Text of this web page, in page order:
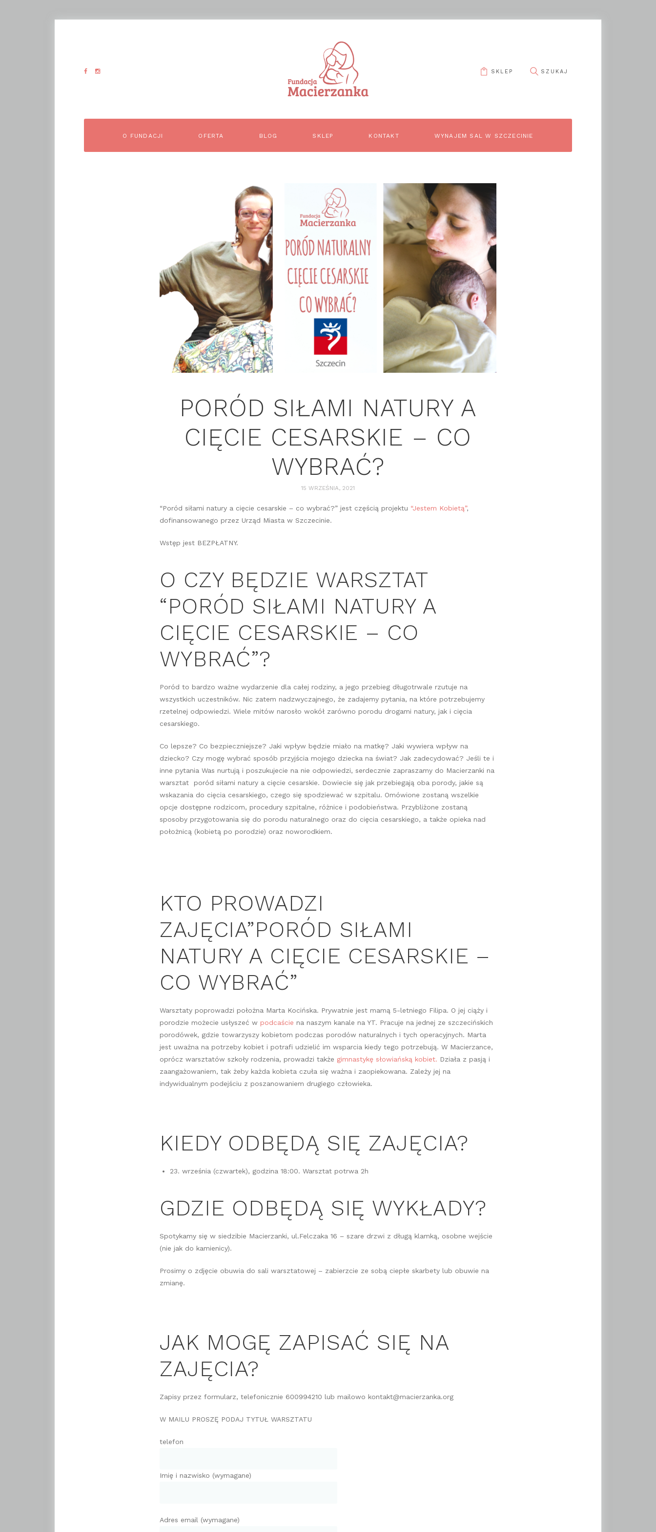
SKLEP
O FUNDACJI OFERTA BLOG SKLEP KONTAKT WYNAJEM SAL W SZCZECINIE
PORÓD SIŁAMI NATURY A
CIĘCIE CESARSKIE – CO
WYBRAĆ?
15 WRZEŚNIA, 2021
“Poród siłami natury a cięcie cesarskie – co wybrać?” jest częścią projektu “Jestem Kobietą”,
dofinansowanego przez Urząd Miasta w Szczecinie.
Wstęp jest BEZPŁATNY.
O CZY BĘDZIE WARSZTAT
“PORÓD SIŁAMI NATURY A
CIĘCIE CESARSKIE – CO
WYBRAĆ”?
Poród to bardzo ważne wydarzenie dla całej rodziny, a jego przebieg długotrwale rzutuje na
wszystkich uczestników. Nic zatem nadzwyczajnego, że zadajemy pytania, na które potrzebujemy
rzetelnej odpowiedzi. Wiele mitów narosło wokół zarówno porodu drogami natury, jak i cięcia
cesarskiego.
Co lepsze? Co bezpieczniejsze? Jaki wpływ będzie miało na matkę? Jaki wywiera wpływ na
dziecko? Czy mogę wybrać sposób przyjścia mojego dziecka na świat? Jak zadecydować? Jeśli te i
inne pytania Was nurtują i poszukujecie na nie odpowiedzi, serdecznie zapraszamy do Macierzanki na
warsztat poród siłami natury a cięcie cesarskie. Dowiecie się jak przebiegają oba porody, jakie są
wskazania do cięcia cesarskiego, czego się spodziewać w szpitalu. Omówione zostaną wszelkie
opcje dostępne rodzicom, procedury szpitalne, różnice i podobieństwa. Przybliżone zostaną
sposoby przygotowania się do porodu naturalnego oraz do cięcia cesarskiego, a także opieka nad
położnicą (kobietą po porodzie) oraz noworodkiem.
KTO PROWADZI
ZAJĘCIA”PORÓD SIŁAMI
NATURY A CIĘCIE CESARSKIE –
CO WYBRAĆ”
Warsztaty poprowadzi położna Marta Kocińska. Prywatnie jest mamą 5-letniego Filipa. O jej ciąży i
porodzie możecie usłyszeć w podcaście na naszym kanale na YT. Pracuje na jednej ze szczecińskich
porodówek, gdzie towarzyszy kobietom podczas porodów naturalnych i tych operacyjnych. Marta
jest uważna na potrzeby kobiet i potrafi udzielić im wsparcia kiedy tego potrzebują. W Macierzance,
oprócz warsztatów szkoły rodzenia, prowadzi także gimnastykę słowiańską kobiet. Działa z pasją i
zaangażowaniem, tak żeby każda kobieta czuła się ważna i zaopiekowana. Zależy jej na
indywidualnym podejściu z poszanowaniem drugiego człowieka.
KIEDY ODBĘDĄ SIĘ ZAJĘCIA?
23. września (czwartek), godzina 18:00. Warsztat potrwa 2h
GDZIE ODBĘDĄ SIĘ WYKŁADY?
Spotykamy się w siedzibie Macierzanki, ul.Felczaka 16 – szare drzwi z długą klamką, osobne wejście
(nie jak do kamienicy).
Prosimy o zdjęcie obuwia do sali warsztatowej – zabierzcie ze sobą ciepłe skarbety lub obuwie na
zmianę.
JAK MOGĘ ZAPISAĆ SIĘ NA
ZAJĘCIA?
Zapisy przez formularz, telefonicznie 600994210 lub mailowo kontakt@macierzanka.org
W MAILU PROSZĘ PODAJ TYTUŁ WARSZTATU
telefon
Imię i nazwisko (wymagane)
Adres email (wymagane)